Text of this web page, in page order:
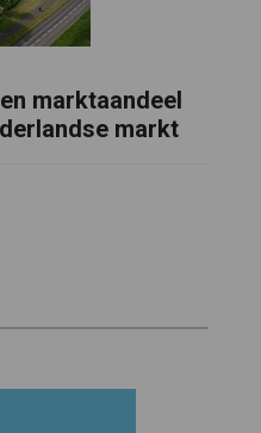
marktaandeel
markt